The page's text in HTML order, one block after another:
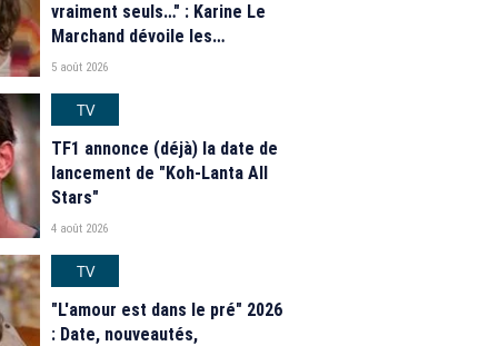
vraiment seuls…" : Karine Le
Marchand dévoile les
nouveautés des speed dating
2026
5 août 2026
TV
TF1 annonce (déjà) la date de
lancement de "Koh-Lanta All
Stars"
4 août 2026
TV
"L'amour est dans le pré" 2026
: Date, nouveautés,